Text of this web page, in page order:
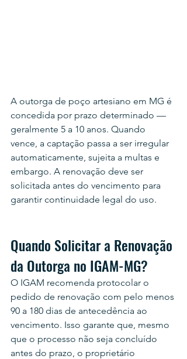
A outorga de poço artesiano em MG é
concedida por prazo determinado —
geralmente 5 a 10 anos. Quando
vence, a captação passa a ser irregular
automaticamente, sujeita a multas e
embargo. A renovação deve ser
solicitada antes do vencimento para
garantir continuidade legal do uso.
Quando Solicitar a Renovação
da Outorga no IGAM-MG?
O IGAM recomenda protocolar o
pedido de renovação com pelo menos
90 a 180 dias de antecedência ao
vencimento. Isso garante que, mesmo
que o processo não seja concluído
antes do prazo, o proprietário